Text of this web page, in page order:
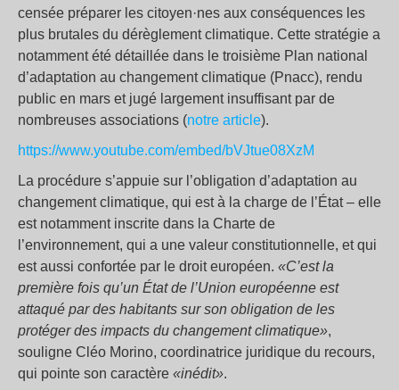
censée préparer les citoyen·nes aux conséquences les
plus brutales du dérèglement climatique. Cette stratégie a
notamment été détaillée dans le troisième Plan national
d’adaptation au changement climatique (Pnacc), rendu
public en mars et jugé largement insuffisant par de
nombreuses associations (notre article).
https://www.youtube.com/embed/bVJtue08XzM
La procédure s’appuie sur l’obligation d’adaptation au
changement climatique, qui est à la charge de l’État – elle
est notamment inscrite dans la Charte de
l’environnement, qui a une valeur constitutionnelle, et qui
est aussi confortée par le droit européen. «C’est la
première fois qu’un État de l’Union européenne est
attaqué par des habitants sur son obligation de les
protéger des impacts du changement climatique»,
souligne Cléo Morino, coordinatrice juridique du recours,
qui pointe son caractère «inédit».